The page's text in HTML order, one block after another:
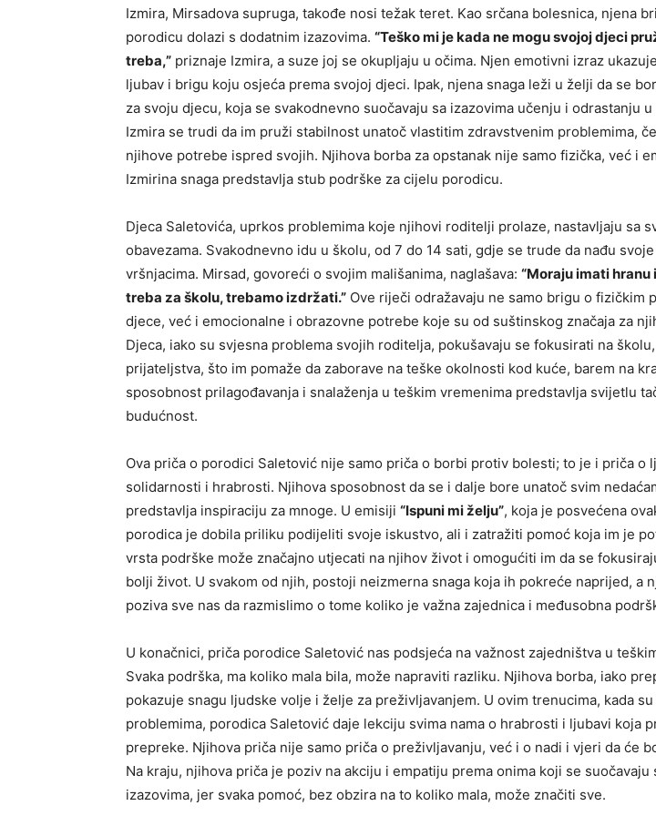
Izmira, Mirsadova supruga, takođe nosi težak teret. Kao srčana bolesnica, njena
porodicu dolazi s dodatnim izazovima. “Teško mi je kada ne mogu svojoj djeci
treba,” priznaje Izmira, a suze joj se okupljaju u očima. Njen emotivni izraz
ljubav i brigu koju osjeća prema svojoj djeci. Ipak, njena snaga leži u želji da se
za svoju djecu, koja se svakodnevno suočavaju sa izazovima učenju i odrastanju
Izmira se trudi da im pruži stabilnost unatoč vlastitim zdravstvenim problemima,
njihove potrebe ispred svojih. Njihova borba za opstanak nije samo fizička, već i
Izmirina snaga predstavlja stub podrške za cijelu porodicu.
Djeca Saletovića, uprkos problemima koje njihovi roditelji prolaze, nastavljaju sa
obavezama. Svakodnevno idu u školu, od 7 do 14 sati, gdje se trude da nađu
vršnjacima. Mirsad, govoreći o svojim mališanima, naglašava: “Moraju imati hranu
treba za školu, trebamo izdržati.” Ove riječi odražavaju ne samo brigu o fizičkim
djece, već i emocionalne i obrazovne potrebe koje su od suštinskog značaja za
Djeca, iako su svjesna problema svojih roditelja, pokušavaju se fokusirati na
prijateljstva, što im pomaže da zaborave na teške okolnosti kod kuće, barem na
sposobnost prilagođavanja i snalaženja u teškim vremenima predstavlja svijetlu
budućnost.
Ova priča o porodici Saletović nije samo priča o borbi protiv bolesti; to je i priča o
solidarnosti i hrabrosti. Njihova sposobnost da se i dalje bore unatoč svim
predstavlja inspiraciju za mnoge. U emisiji “Ispuni mi želju”, koja je posvećena
porodica je dobila priliku podijeliti svoje iskustvo, ali i zatražiti pomoć koja im je
vrsta podrške može značajno utjecati na njihov život i omogućiti im da se
bolji život. U svakom od njih, postoji neizmerna snaga koja ih pokreće naprijed, a
poziva sve nas da razmislimo o tome koliko je važna zajednica i međusobna
U konačnici, priča porodice Saletović nas podsjeća na važnost zajedništva u
Svaka podrška, ma koliko mala bila, može napraviti razliku. Njihova borba, iako
pokazuje snagu ljudske volje i želje za preživljavanjem. U ovim trenucima, kada
problemima, porodica Saletović daje lekciju svima nama o hrabrosti i ljubavi koja
prepreke. Njihova priča nije samo priča o preživljavanju, već i o nadi i vjeri da će
Na kraju, njihova priča je poziv na akciju i empatiju prema onima koji se suočavaju
izazovima, jer svaka pomoć, bez obzira na to koliko mala, može značiti sve.